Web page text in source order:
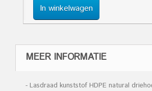
In winkelwagen
MEER INFORMATIE
- Lasdraad kunststof HDPE natural